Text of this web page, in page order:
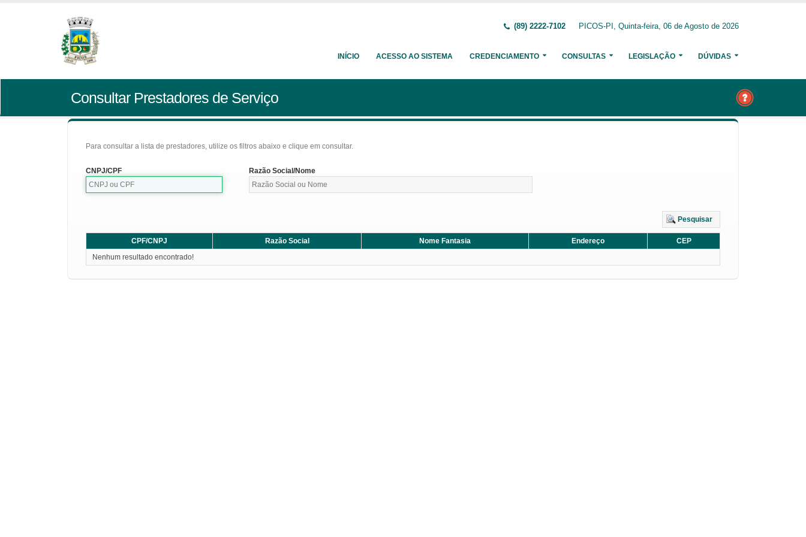
(89) 2222-7102 PICOS-PI, Quinta-feira, 06 de Agosto de 2026
INÍCIO ACESSO AO SISTEMA CREDENCIAMENTO CONSULTAS LEGISLAÇÃO DÚVIDAS
Consultar Prestadores de Serviço
Para consultar a lista de prestadores, utilize os filtros abaixo e clique em consultar.
CNPJ/CPF Razão Social/Nome
Pesquisar
CPF/CNPJ Razão Social Nome Fantasia Endereço
CEP
Nenhum resultado encontrado!